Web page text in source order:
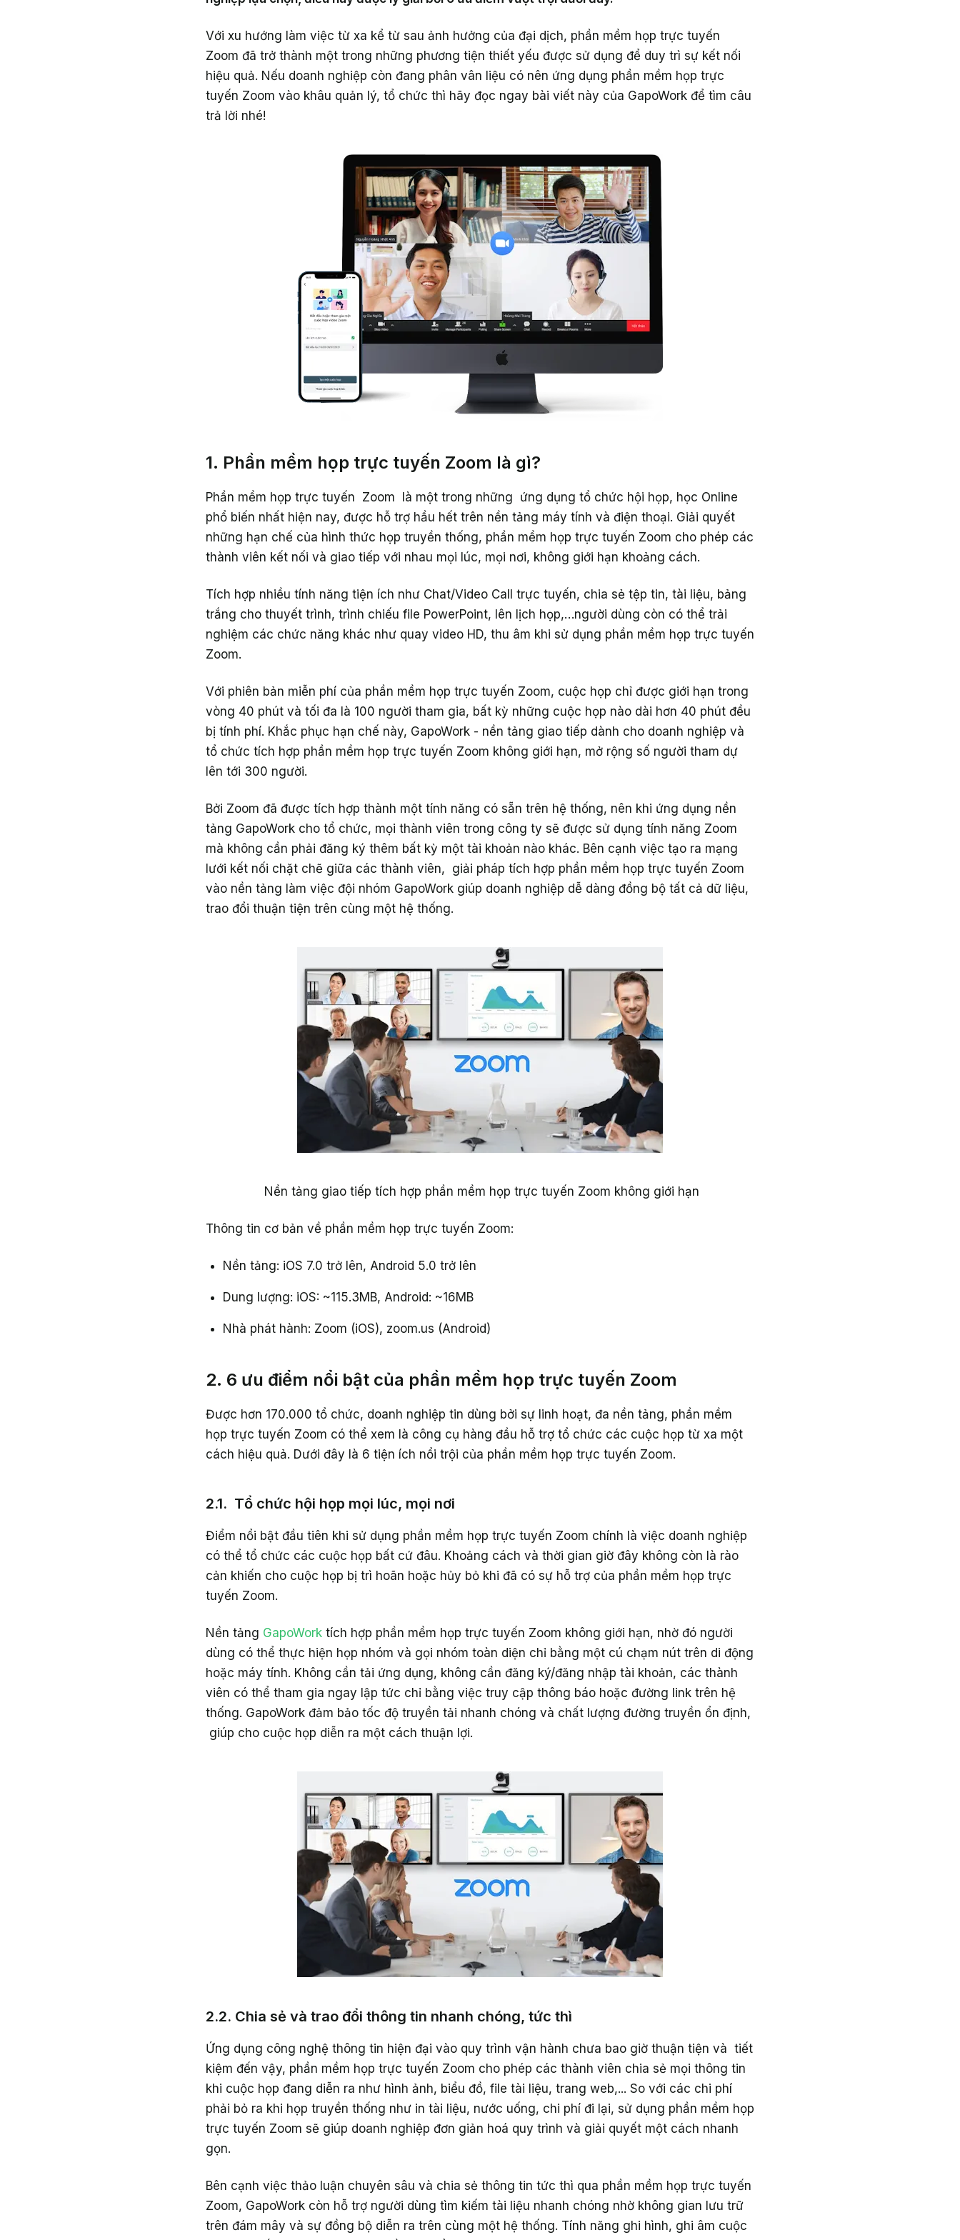
Với xu hướng làm việc từ xa kể từ sau ảnh hưởng của đại dịch, phần mềm họp trực tuyến
Zoom đã trở thành một trong những phương tiện thiết yếu được sử dụng để duy trì sự kết nối
hiệu quả. Nếu doanh nghiệp còn đang phân vân liệu có nên ứng dụng phần mềm họp trực
tuyến Zoom vào khâu quản lý, tổ chức thì hãy đọc ngay bài viết này của GapoWork để tìm câu
trả lời nhé!
1. Phần mềm họp trực tuyến Zoom là gì?
Phần mềm họp trực tuyến Zoom là một trong những ứng dụng tổ chức hội họp, học Online
phổ biến nhất hiện nay, được hỗ trợ hầu hết trên nền tảng máy tính và điện thoại. Giải quyết
những hạn chế của hình thức họp truyền thống, phần mềm họp trực tuyến Zoom cho phép các
thành viên kết nối và giao tiếp với nhau mọi lúc, mọi nơi, không giới hạn khoảng cách.
Tích hợp nhiều tính năng tiện ích như Chat/Video Call trực tuyến, chia sẻ tệp tin, tài liệu, bảng
trắng cho thuyết trình, trình chiếu file PowerPoint, lên lịch họp,…người dùng còn có thể trải
nghiệm các chức năng khác như quay video HD, thu âm khi sử dụng phần mềm họp trực tuyến
Zoom.
Với phiên bản miễn phí của phần mềm họp trực tuyến Zoom, cuộc họp chỉ được giới hạn trong
vòng 40 phút và tối đa là 100 người tham gia, bất kỳ những cuộc họp nào dài hơn 40 phút đều
bị tính phí. Khắc phục hạn chế này, GapoWork - nền tảng giao tiếp dành cho doanh nghiệp và
tổ chức tích hợp phần mềm họp trực tuyến Zoom không giới hạn, mở rộng số người tham dự
lên tới 300 người.
Bởi Zoom đã được tích hợp thành một tính năng có sẵn trên hệ thống, nên khi ứng dụng nền
tảng GapoWork cho tổ chức, mọi thành viên trong công ty sẽ được sử dụng tính năng Zoom
mà không cần phải đăng ký thêm bất kỳ một tài khoản nào khác. Bên cạnh việc tạo ra mạng
lưới kết nối chặt chẽ giữa các thành viên, giải pháp tích hợp phần mềm họp trực tuyến Zoom
vào nền tảng làm việc đội nhóm GapoWork giúp doanh nghiệp dễ dàng đồng bộ tất cả dữ liệu,
trao đổi thuận tiện trên cùng một hệ thống.
Nền tảng giao tiếp tích hợp phần mềm họp trực tuyến Zoom không giới hạn
Thông tin cơ bản về phần mềm họp trực tuyến Zoom:
Nền tảng: iOS 7.0 trở lên, Android 5.0 trở lên
Dung lượng: iOS: ~115.3MB, Android: ~16MB
Nhà phát hành: Zoom (iOS), zoom.us (Android)
2. 6 ưu điểm nổi bật của phần mềm họp trực tuyến Zoom
Được hơn 170.000 tổ chức, doanh nghiệp tin dùng bởi sự linh hoạt, đa nền tảng, phần mềm
họp trực tuyến Zoom có thể xem là công cụ hàng đầu hỗ trợ tổ chức các cuộc họp từ xa một
cách hiệu quả. Dưới đây là 6 tiện ích nổi trội của phần mềm họp trực tuyến Zoom.
2.1. Tổ chức hội họp mọi lúc, mọi nơi
Điểm nổi bật đầu tiên khi sử dụng phần mềm họp trực tuyến Zoom chính là việc doanh nghiệp
có thể tổ chức các cuộc họp bất cứ đâu. Khoảng cách và thời gian giờ đây không còn là rào
cản khiến cho cuộc họp bị trì hoãn hoặc hủy bỏ khi đã có sự hỗ trợ của phần mềm họp trực
tuyến Zoom.
Nền tảng GapoWork tích hợp phần mềm họp trực tuyến Zoom không giới hạn, nhờ đó người
dùng có thể thực hiện họp nhóm và gọi nhóm toàn diện chỉ bằng một cú chạm nút trên di động
hoặc máy tính. Không cần tải ứng dụng, không cần đăng ký/đăng nhập tài khoản, các thành
viên có thể tham gia ngay lập tức chỉ bằng việc truy cập thông báo hoặc đường link trên hệ
thống. GapoWork đảm bảo tốc độ truyền tải nhanh chóng và chất lượng đường truyền ổn định,
giúp cho cuộc họp diễn ra một cách thuận lợi.
2.2. Chia sẻ và trao đổi thông tin nhanh chóng, tức thì
Ứng dụng công nghệ thông tin hiện đại vào quy trình vận hành chưa bao giờ thuận tiện và tiết
kiệm đến vậy, phần mềm họp trực tuyến Zoom cho phép các thành viên chia sẻ mọi thông tin
khi cuộc họp đang diễn ra như hình ảnh, biểu đồ, file tài liệu, trang web,... So với các chi phí
phải bỏ ra khi họp truyền thống như in tài liệu, nước uống, chi phí đi lại, sử dụng phần mềm họp
trực tuyến Zoom sẽ giúp doanh nghiệp đơn giản hoá quy trình và giải quyết một cách nhanh
gọn.
Bên cạnh việc thảo luận chuyên sâu và chia sẻ thông tin tức thì qua phần mềm họp trực tuyến
Zoom, GapoWork còn hỗ trợ người dùng tìm kiếm tài liệu nhanh chóng nhờ không gian lưu trữ
trên đám mây và sự đồng bộ diễn ra trên cùng một hệ thống. Tính năng ghi hình, ghi âm cuộc